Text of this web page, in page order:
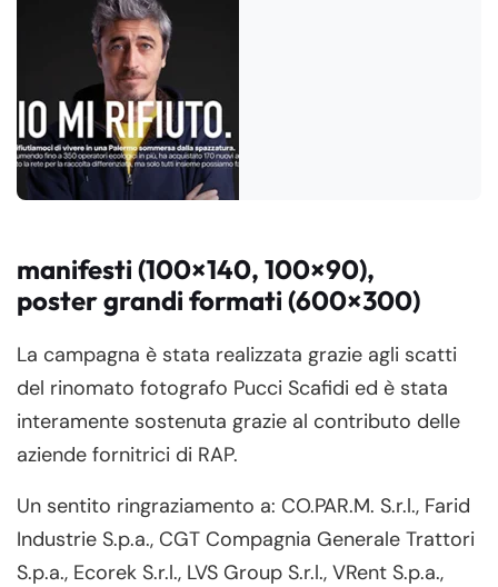
manifesti (100×140, 100×90),
poster grandi formati (600×300)
La campagna è stata realizzata grazie agli scatti
del rinomato fotografo Pucci Scafidi ed è stata
interamente sostenuta grazie al contributo delle
aziende fornitrici di RAP.
Un sentito ringraziamento a: CO.PAR.M. S.r.l., Farid
Industrie S.p.a., CGT Compagnia Generale Trattori
S.p.a., Ecorek S.r.l., LVS Group S.r.l., VRent S.p.a.,